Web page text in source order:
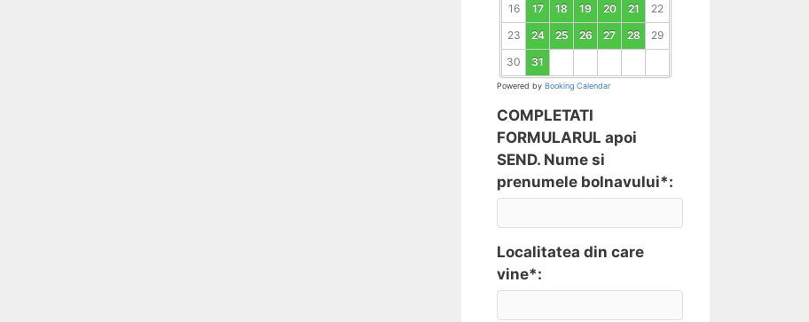
16
17 18 19 20 21
22
23
24 25 26 27 28
29
30
31
Powered by Booking Calendar
COMPLETATI
FORMULARUL apoi
SEND. Nume si
prenumele bolnavului*:
Localitatea din care
vine*: